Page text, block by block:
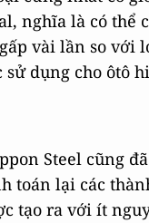
nghĩa là có thể
vài lần so với
dụng cho ôtô
Steel cũng
toán lại các
tạo ra với ít